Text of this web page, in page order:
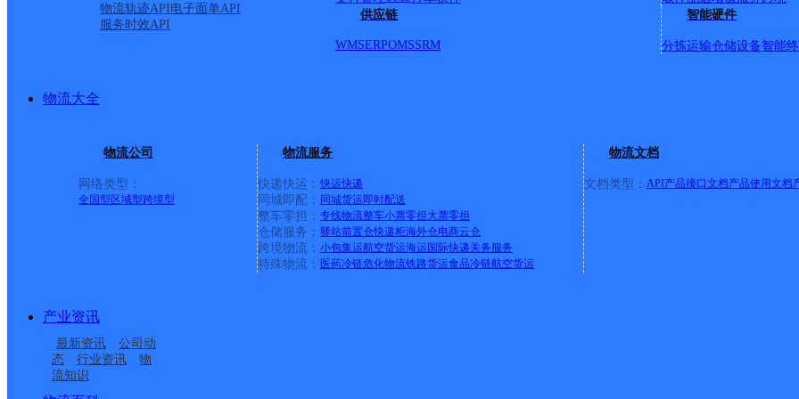
物流轨迹API电子面单API
服务时效API
供应链
WMSERPOMSSRM
智能硬件
分拣运输仓储设备智能
物流大全
物流公司
网络类型：
全国型 区域型跨境型
物流服务
快递快运： 快运快递
同城即配： 同城货运即时配送
整车零担： 专线物流整车小票零担大票零担
仓储服务： 驿站前置仓快递柜海外仓电商云仓
跨境物流： 小包集运航空货运海运 国际快递关务服务
特殊物流： 医药冷链危化物流铁路货运食品冷链航空货运
物流文档
文档类型： API产品接口文档产品使用文档
产业资讯
最新资讯
公司动
态
行业资讯
物
流知识
中国邮政集团有限公司安徽省庐江县同大邮政所
派送范围:-
详情
地址：安徽省合肥市庐江县郭河镇街道
详情
中国邮政集团有限公司安徽省庐江县乐桥支局
地址：安徽省合肥市庐江县乐桥镇街道
中国邮政集团有限公司安徽省庐江县罗埠邮政所
邮政国内 更多号码地址：安徽省合肥市庐江县庐城镇罗埠街道
派送范围:-详情